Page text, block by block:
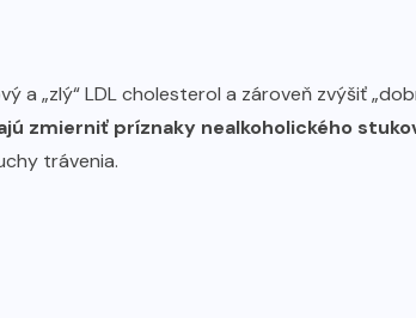
„zlý“ LDL cholesterol a zároveň zvýšiť
zmierniť príznaky nealkoholického
trávenia.